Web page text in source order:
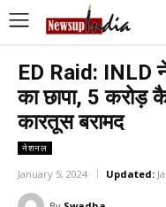
ED Raid: INLD
का छापा, 5 करोड़
कारतूस बरामद
नेशनल
January 5, 2024 Updated: